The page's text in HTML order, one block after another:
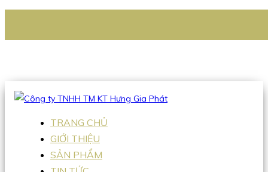
Hotline:0938 336 079
TRANG CHỦ
GIỚI THIỆU
SẢN PHẨM